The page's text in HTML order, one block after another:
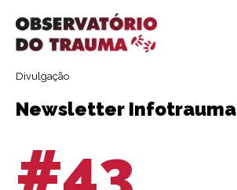
Divulgação
Newsletter Infotrauma
#43